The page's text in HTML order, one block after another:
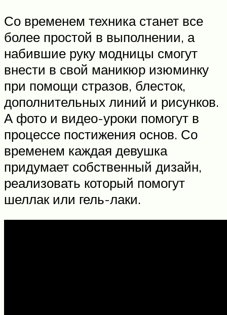
Со временем техника станет все
более простой в выполнении, а
набившие руку модницы смогут
внести в свой маникюр изюминку
при помощи стразов, блесток,
дополнительных линий и рисунков.
А фото и видео-уроки помогут в
процессе постижения основ. Со
временем каждая девушка
придумает собственный дизайн,
реализовать который помогут
шеллак или гель-лаки.